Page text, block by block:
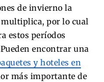
de invierno la
multiplica, por lo cual
estos períodos
encontrar una
y hoteles en
más importante de